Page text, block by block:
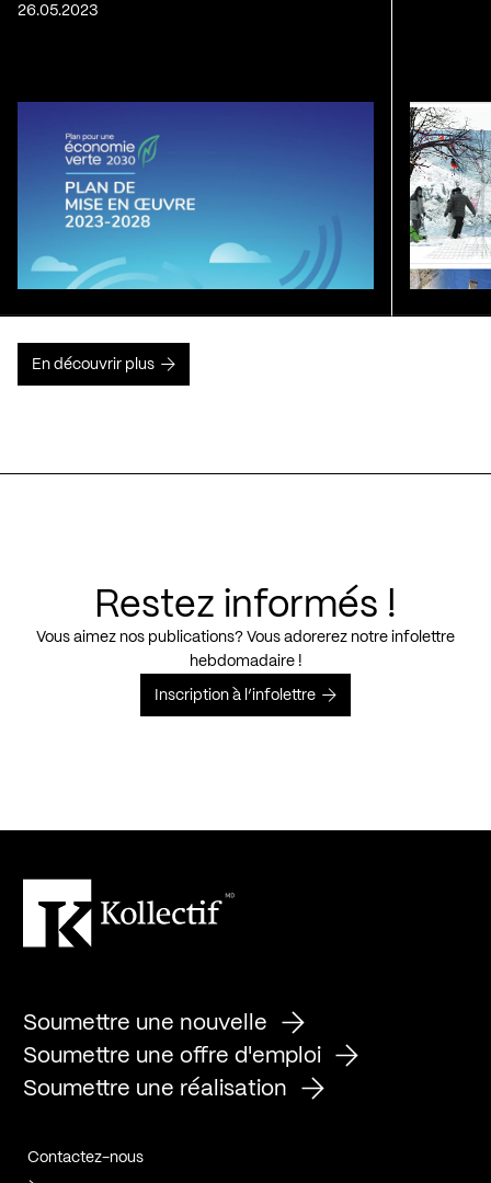
26.05.2023
En découvrir plus
Restez informés !
Vous aimez nos publications? Vous adorerez notre infolettre
hebdomadaire !
Inscription à l’infolettre
Soumettre une nouvelle
Soumettre une offre d'emploi
Soumettre une réalisation
Contactez-nous